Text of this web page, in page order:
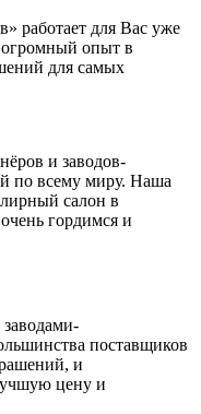
работает для Вас уже
опыт в
для самых
и заводов-
по всему миру. Наша
салон в
гордимся и
поставщиков
и
цену и